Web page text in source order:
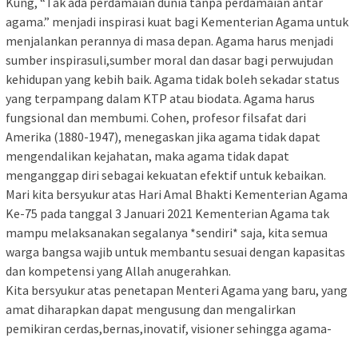
agama.” menjadi inspirasi kuat bagi Kementerian Agama untuk
menjalankan perannya di masa depan. Agama harus menjadi
sumber inspirasuli,sumber moral dan dasar bagi perwujudan
kehidupan yang kebih baik. Agama tidak boleh sekadar status
yang terpampang dalam KTP atau biodata. Agama harus
fungsional dan membumi. Cohen, profesor filsafat dari
Amerika (1880-1947), menegaskan jika agama tidak dapat
mengendalikan kejahatan, maka agama tidak dapat
menganggap diri sebagai kekuatan efektif untuk kebaikan.
Mari kita bersyukur atas Hari Amal Bhakti Kementerian Agama
Ke-75 pada tanggal 3 Januari 2021 Kementerian Agama tak
mampu melaksanakan segalanya *sendiri* saja, kita semua
warga bangsa wajib untuk membantu sesuai dengan kapasitas
dan kompetensi yang Allah anugerahkan.
Kita bersyukur atas penetapan Menteri Agama yang baru, yang
amat diharapkan dapat mengusung dan mengalirkan
pemikiran cerdas,bernas,inovatif, visioner sehingga agama-